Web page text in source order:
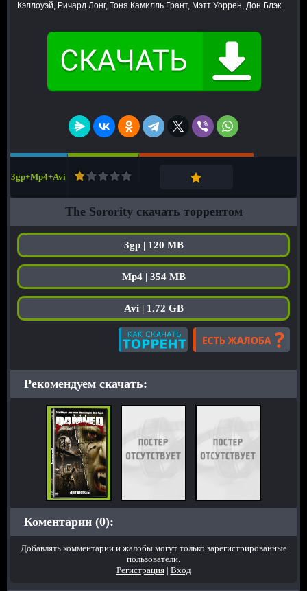
Кэллоуэй, Ричард Лонг, Тоня Камилль Грант, Мэтт Уоррен, Дон Блэк
3gp+Mp4+Avi
The Sorority скачать торрентом
3gp | 120 MB
Mp4 | 354 MB
Avi | 1.72 GB
Рекомендуем скачать:
Коментарии (0):
Добавлять комментарии и жалобы могут только зарегистрированные
пользователи.
Регистрация| Вход